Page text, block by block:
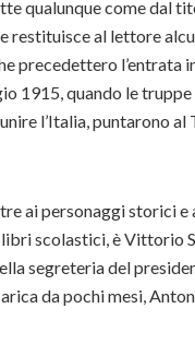
qualunque come dal
restituisce al lettore
precedettero l’entrata
1915, quando le
l’Italia, puntarono
ai personaggi storici e
scolastici, è Vittorio
segreteria del
da pochi mesi,